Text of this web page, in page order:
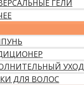
ГЕЛИ
УХОД
ДЛЯ ВОЛОС